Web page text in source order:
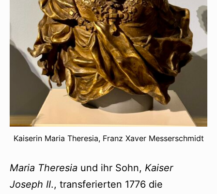
Kaiserin Maria Theresia, Franz Xaver Messerschmidt
Maria Theresia und ihr Sohn, Kaiser
Joseph II., transferierten 1776 die